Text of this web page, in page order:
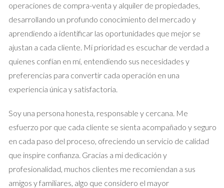
Desafíos Legales
Este conflicto generó tensiones y requirió intervención legal.
Al final, ambos acudieron a mediación para resolver sus
diferencias y llegaron a un acuerdo sobre cómo proceder. Se
determinó que podrían vender la casa si ambos firmaban y
aceptaban los términos propuestos por su abogado.
No subestimes la importancia de la mediación en
conflictos como este. A veces, un tercero puede
ayudar a aclarar posiciones.
Caso 3: Propiedad compartida con hijos
Carlos y Lucía tenían un hijo menor y enfrentaron dificultades
operaciones de compra-venta y alquiler de propiedades,
desarrollando un profundo conocimiento del mercado y
aprendiendo a identificar las oportunidades que mejor se
ajustan a cada cliente. Mi prioridad es escuchar de verdad a
quienes confían en mí, entendiendo sus necesidades y
preferencias para convertir cada operación en una
experiencia única y satisfactoria.
Soy una persona honesta, responsable y cercana. Me
esfuerzo por que cada cliente se sienta acompañado y seguro
en cada paso del proceso, ofreciendo un servicio de calidad
que inspire confianza. Gracias a mi dedicación y
profesionalidad, muchos clientes me recomiendan a sus
amigos y familiares, algo que considero el mayor